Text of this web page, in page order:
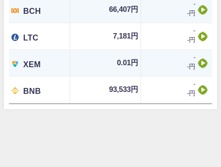
BCH 66,407円
-
-円
LTC 7,181円
-
-円
XEM 0.01円
-
-円
BNB 93,533円
-
-円